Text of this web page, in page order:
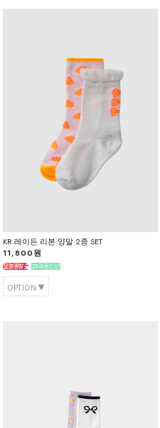
KR.레이든 리본 양말 2종 SET
11,800원
OPTION